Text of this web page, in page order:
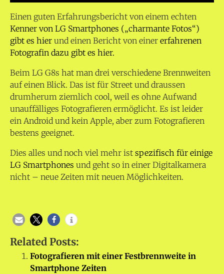
Einen guten Erfahrungsbericht von einem echten
Kenner von LG Smartphones („charmante Fotos“)
gibt es hier und einen Bericht von einer erfahrenen
Fotografin dazu gibt es hier.
Beim LG G8s hat man drei verschiedene Brennweiten
auf einen Blick. Das ist für Street und draussen
drumherum ziemlich cool, weil es ohne Aufwand
unauffälliges Fotografieren ermöglicht. Es ist leider
ein Android und kein Apple, aber zum Fotografieren
bestens geeignet.
Dies alles und noch viel mehr ist spezifisch für einige
LG Smartphones und geht so in einer Digitalkamera
nicht – neue Zeiten mit neuen Möglichkeiten.
Related Posts:
Fotografieren mit einer Festbrennweite in
Smartphone Zeiten